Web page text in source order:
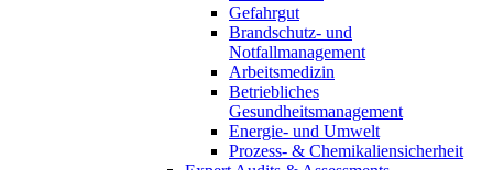
Gefahrgut
Brandschutz- und
Notfallmanagement
Arbeitsmedizin
Betriebliches
Gesundheitsmanagement
Energie- und Umwelt
Prozess- & Chemikaliensicherheit